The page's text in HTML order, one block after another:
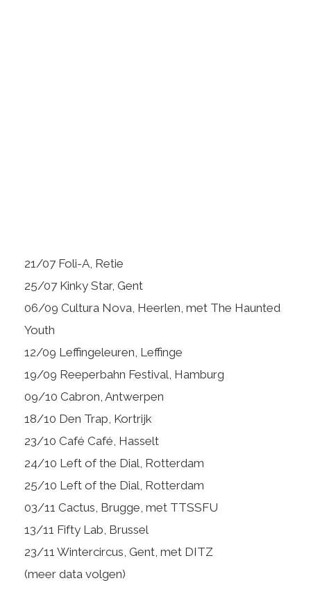
21/07 Foli-A, Retie
25/07 Kinky Star, Gent
06/09 Cultura Nova, Heerlen, met The Haunted
Youth
12/09 Leffingeleuren, Leffinge
19/09 Reeperbahn Festival, Hamburg
09/10 Cabron, Antwerpen
18/10 Den Trap, Kortrijk
23/10 Café Café, Hasselt
24/10 Left of the Dial, Rotterdam
25/10 Left of the Dial, Rotterdam
03/11 Cactus, Brugge, met TTSSFU
13/11 Fifty Lab, Brussel
23/11 Wintercircus, Gent, met DITZ
(meer data volgen)